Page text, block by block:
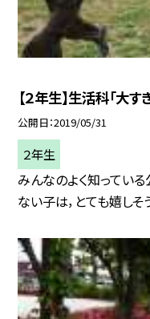
【２年生】生活科「大
公開日 2019/05/31
２年生
みんなのよく知ってい
ない子は，とても嬉しそ